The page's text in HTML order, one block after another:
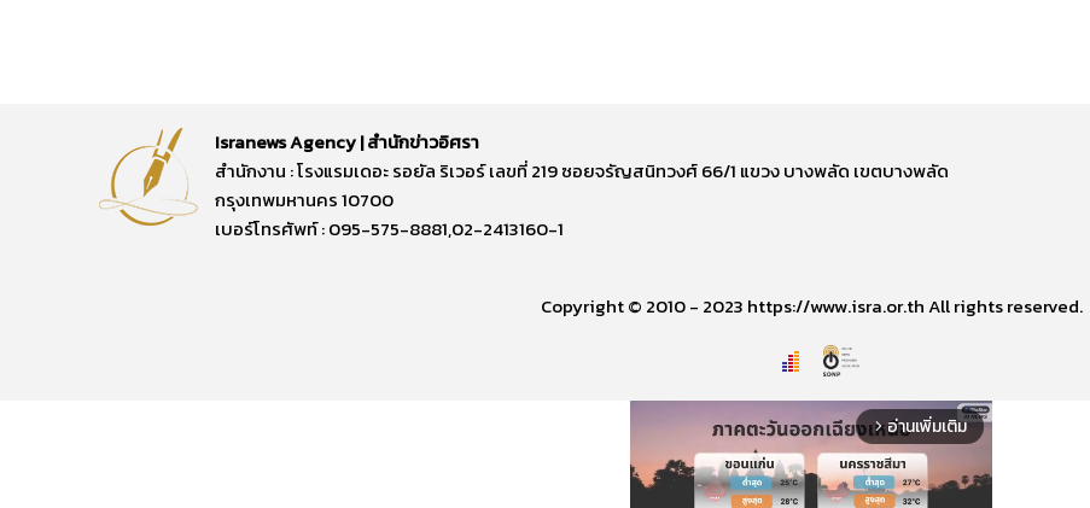
Isranews Agency | สำนักข่าวอิศรา
สำนักงาน : โรงแรมเดอะ รอยัล ริเวอร์ เลขที่ 219 ซอยจรัญสนิทวงศ์ 66/1 แขวง บางพลัด เขตบางพลัด
กรุงเทพมหานคร 10700
เบอร์โทรศัพท์ : 095-575-8881,02-2413160-1
Copyright © 2010 - 2023 https://www.isra.or.th All rights reserved.
arrow_forward_ios อ่านเพิ่มเติม